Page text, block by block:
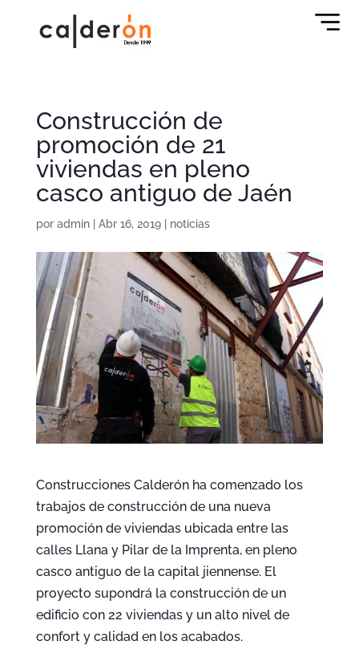
Construcción de
promoción de 21
viviendas en pleno
casco antiguo de Jaén
por admin| Abr 16, 2019| noticias
Construcciones Calderón ha comenzado los
trabajos de construcción de una nueva
promoción de viviendas ubicada entre las
calles Llana y Pilar de la Imprenta, en pleno
casco antiguo de la capital jiennense. El
proyecto supondrá la construcción de un
edificio con 22 viviendas y un alto nivel de
confort y calidad en los acabados.